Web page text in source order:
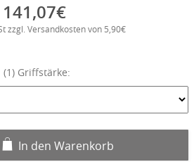
141,07€
zzgl. Versandkosten von 5,90€
(1) Griffstärke:
In den Warenkorb